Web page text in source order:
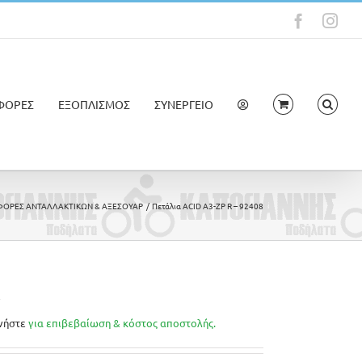
ΕΞΟΠΛΙΣΜΟΣ ΣΥΝΕΡΓΕΙΟ
ΑΝΤΑΛΛΑΚΤΙΚΩΝ & ΑΞΕΣΟΥΑΡ Πετάλια ACID A3-ZP R – 92408
για επιβεβαίωση & κόστος αποστολής.